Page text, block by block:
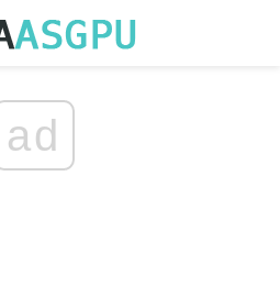
ad